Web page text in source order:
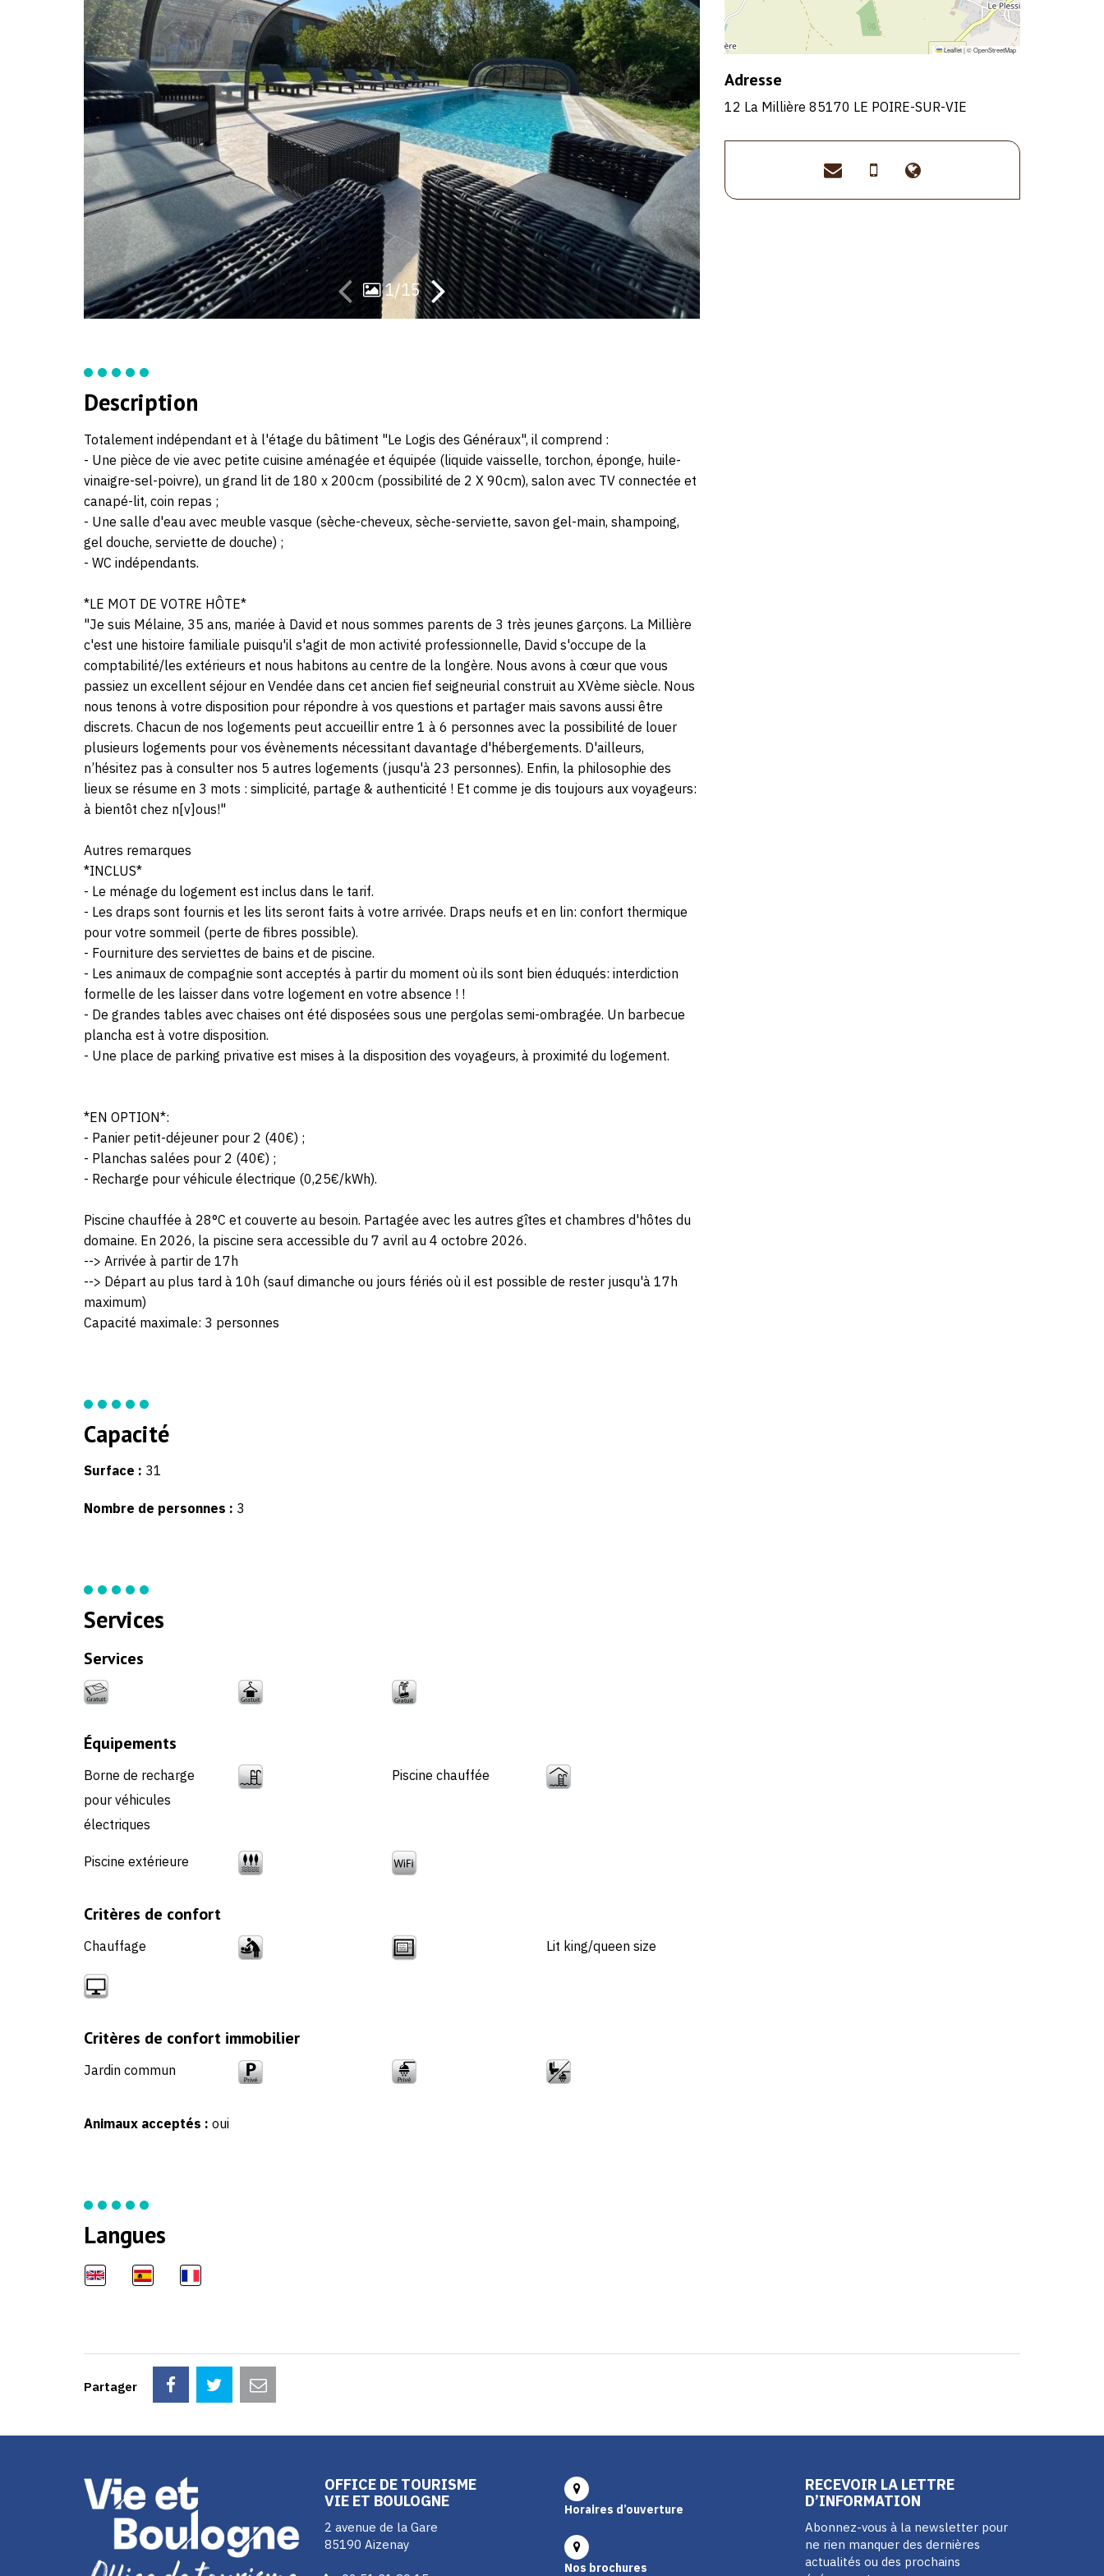
Leaflet|©OpenStreetMap
Adresse
12 La Millière 85170 LE POIRE-SUR-VIE
contact@lamilliere.com
>06
76
>https://
1/15
Description
Totalement indépendant et à l'étage du bâtiment "Le Logis des Généraux", il comprend :
- Une pièce de vie avec petite cuisine aménagée et équipée (liquide vaisselle, torchon, éponge, huile-
vinaigre-sel-poivre), un grand lit de 180 x 200cm (possibilité de 2 X 90cm), salon avec TV connectée et
canapé-lit, coin repas ;
- Une salle d'eau avec meuble vasque (sèche-cheveux, sèche-serviette, savon gel-main, shampoing,
gel douche, serviette de douche) ;
- WC indépendants.
*LE MOT DE VOTRE HÔTE*
"Je suis Mélaine, 35 ans, mariée à David et nous sommes parents de 3 très jeunes garçons. La Millière
c'est une histoire familiale puisqu'il s'agit de mon activité professionnelle, David s'occupe de la
comptabilité/les extérieurs et nous habitons au centre de la longère. Nous avons à cœur que vous
passiez un excellent séjour en Vendée dans cet ancien fief seigneurial construit au XVème siècle. Nous
nous tenons à votre disposition pour répondre à vos questions et partager mais savons aussi être
discrets. Chacun de nos logements peut accueillir entre 1 à 6 personnes avec la possibilité de louer
plusieurs logements pour vos évènements nécessitant davantage d'hébergements. D'ailleurs,
n’hésitez pas à consulter nos 5 autres logements (jusqu'à 23 personnes). Enfin, la philosophie des
lieux se résume en 3 mots : simplicité, partage & authenticité ! Et comme je dis toujours aux voyageurs:
à bientôt chez n[v]ous!"
Autres remarques
*INCLUS*
- Le ménage du logement est inclus dans le tarif.
- Les draps sont fournis et les lits seront faits à votre arrivée. Draps neufs et en lin: confort thermique
pour votre sommeil (perte de fibres possible).
- Fourniture des serviettes de bains et de piscine.
- Les animaux de compagnie sont acceptés à partir du moment où ils sont bien éduqués: interdiction
formelle de les laisser dans votre logement en votre absence ! !
- De grandes tables avec chaises ont été disposées sous une pergolas semi-ombragée. Un barbecue
plancha est à votre disposition.
- Une place de parking privative est mises à la disposition des voyageurs, à proximité du logement.
*EN OPTION*:
- Panier petit-déjeuner pour 2 (40€) ;
- Planchas salées pour 2 (40€) ;
- Recharge pour véhicule électrique (0,25€/kWh).
Piscine chauffée à 28°C et couverte au besoin. Partagée avec les autres gîtes et chambres d'hôtes du
domaine. En 2026, la piscine sera accessible du 7 avril au 4 octobre 2026.
--> Arrivée à partir de 17h
--> Départ au plus tard à 10h (sauf dimanche ou jours fériés où il est possible de rester jusqu'à 17h
maximum)
Capacité maximale: 3 personnes
Capacité
Surface : 31
Nombre de personnes : 3
Services
Services
Équipements
Borne de recharge
pour véhicules
électriques
Piscine chauffée
Piscine extérieure
Critères de confort
Chauffage Lit king/queen size
Critères de confort immobilier
Jardin commun
Animaux acceptés : oui
Langues
Partager
OFFICE DE TOURISME
VIE ET BOULOGNE
2 avenue de la Gare
85190 Aizenay
Horaires d’ouverture
Nos brochures
RECEVOIR LA LETTRE
D’INFORMATION
Abonnez-vous à la newsletter pour
ne rien manquer des dernières
actualités ou des prochains